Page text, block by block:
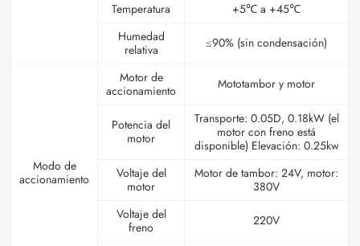
Temperatura
+5℃ a +45℃
Humedad
relativa
≤90% (sin condensación)
Modo de
accionamiento
Motor de
accionamiento
Mototambor y motor
Potencia del
motor
Transporte: 0.05D, 0.18kW (el
motor con freno está
disponible) Elevación: 0.25kw
Voltaje del
motor
Motor de tambor: 24V, motor:
380V
Voltaje del
freno
220V